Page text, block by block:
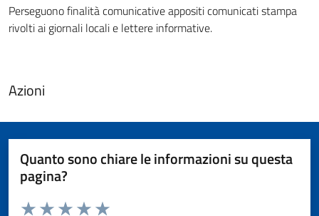
Perseguono finalità comunicative appositi comunicati stampa
rivolti ai giornali locali e lettere informative.
Azioni
Quanto sono chiare le informazioni su questa
pagina?
Valuta da 1 a 5 stelle la pagina